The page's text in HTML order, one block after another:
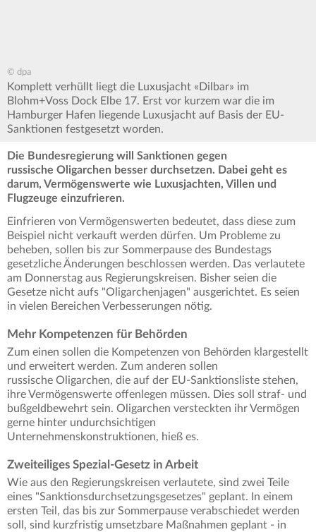
© dpa
Komplett verhüllt liegt die Luxusjacht «Dilbar» im
Blohm+Voss Dock Elbe 17. Erst vor kurzem war die im
Hamburger Hafen liegende Luxusjacht auf Basis der EU-
Sanktionen festgesetzt worden.
Die Bundesregierung will Sanktionen gegen
russische Oligarchen besser durchsetzen. Dabei geht es
darum, Vermögenswerte wie Luxusjachten, Villen und
Flugzeuge einzufrieren.
Einfrieren von Vermögenswerten bedeutet, dass diese zum
Beispiel nicht verkauft werden dürfen. Um Probleme zu
beheben, sollen bis zur Sommerpause des Bundestags
gesetzliche Änderungen beschlossen werden. Das verlautete
am Donnerstag aus Regierungskreisen. Bisher seien die
Gesetze nicht aufs "Oligarchenjagen" ausgerichtet. Es seien
in vielen Bereichen Verbesserungen nötig.
Mehr Kompetenzen für Behörden
Zum einen sollen die Kompetenzen von Behörden klargestellt
und erweitert werden. Zum anderen sollen
russische Oligarchen, die auf der EU-Sanktionsliste stehen,
ihre Vermögenswerte offenlegen müssen. Dies soll straf- und
bußgeldbewehrt sein. Oligarchen versteckten ihr Vermögen
gerne hinter undurchsichtigen
Unternehmenskonstruktionen, hieß es.
Zweiteiliges Spezial-Gesetz in Arbeit
Wie aus den Regierungskreisen verlautete, sind zwei Teile
eines "Sanktionsdurchsetzungsgesetzes" geplant. In einem
ersten Teil, das bis zur Sommerpause verabschiedet werden
soll, sind kurzfristig umsetzbare Maßnahmen geplant - in